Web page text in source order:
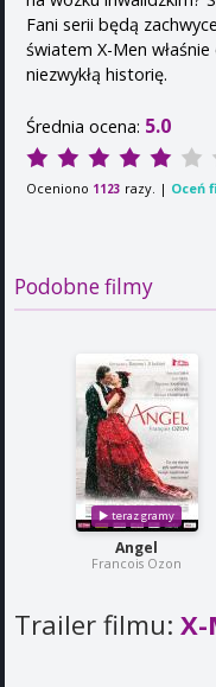
Fani serii będą
światem X-Men
niezwykłą historię.
Średnia ocena: 5.0
Oceniono 1123 razy. | Oceń
Podobne filmy
Angel
Francois Ozon
Trailer filmu: X-